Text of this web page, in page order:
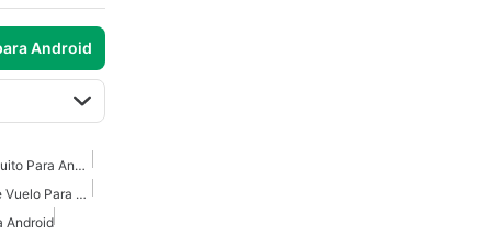
Android
Simulador De Avión Gratuito Para Android
Juegos De Simulador De Vuelo Para Android
Android